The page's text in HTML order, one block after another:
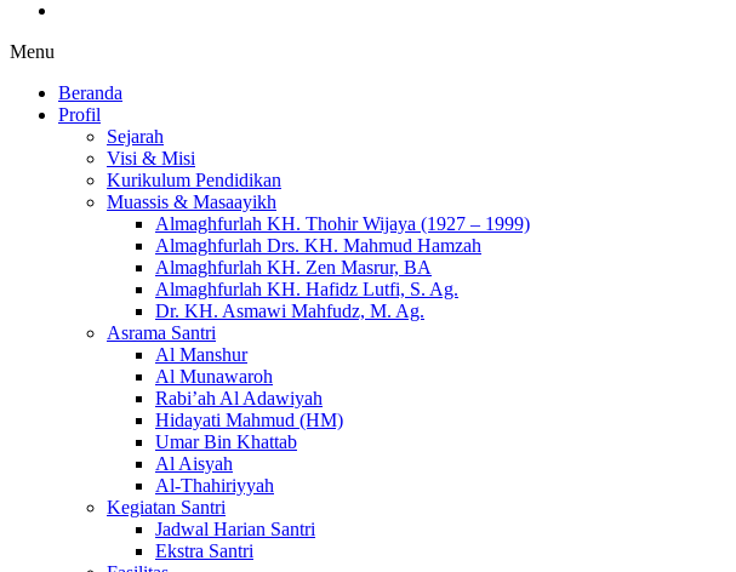
Menu
Beranda
Profil
Sejarah
Visi & Misi
Kurikulum Pendidikan
Muassis & Masaayikh
Almaghfurlah KH. Thohir Wijaya (1927 – 1999)
Almaghfurlah Drs. KH. Mahmud Hamzah
Almaghfurlah KH. Zen Masrur, BA
Almaghfurlah KH. Hafidz Lutfi, S. Ag.
Dr. KH. Asmawi Mahfudz, M. Ag.
Asrama Santri
Al Manshur
Al Munawaroh
Rabi’ah Al Adawiyah
Hidayati Mahmud (HM)
Umar Bin Khattab
Al Aisyah
Al-Thahiriyyah
Kegiatan Santri
Jadwal Harian Santri
Ekstra Santri